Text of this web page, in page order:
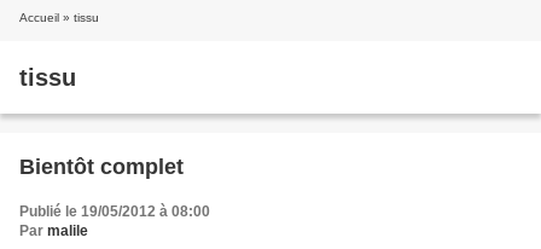
Accueil » tissu
tissu
Bientôt complet
Publié le 19/05/2012 à 08:00
Par malile